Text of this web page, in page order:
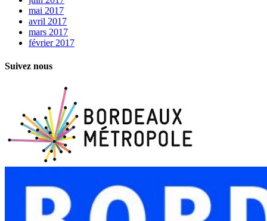
mai 2017
avril 2017
mars 2017
février 2017
Suivez nous